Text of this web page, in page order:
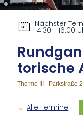
©
Nächster
14:30 - 16:00
to­ri­sche
Therme III - Parkstraße
Alle Termine